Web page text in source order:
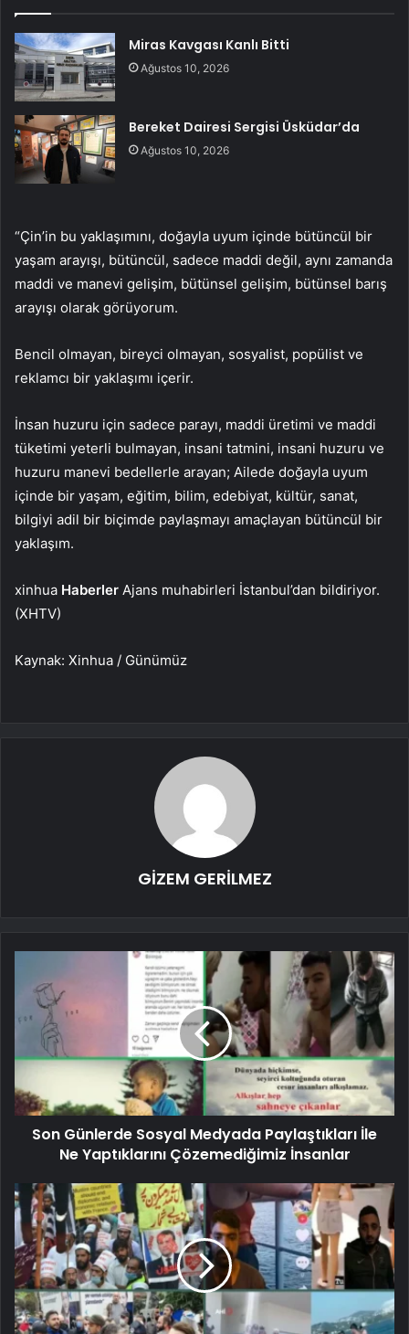
Miras Kavgası Kanlı Bitti
Ağustos 10, 2026
Bereket Dairesi Sergisi Üsküdar’da
Ağustos 10, 2026
“Çin’in bu yaklaşımını, doğayla uyum içinde bütüncül bir
yaşam arayışı, bütüncül, sadece maddi değil, aynı zamanda
maddi ve manevi gelişim, bütünsel gelişim, bütünsel barış
arayışı olarak görüyorum.
Bencil olmayan, bireyci olmayan, sosyalist, popülist ve
reklamcı bir yaklaşımı içerir.
İnsan huzuru için sadece parayı, maddi üretimi ve maddi
tüketimi yeterli bulmayan, insani tatmini, insani huzuru ve
huzuru manevi bedellerle arayan; Ailede doğayla uyum
içinde bir yaşam, eğitim, bilim, edebiyat, kültür, sanat,
bilgiyi adil bir biçimde paylaşmayı amaçlayan bütüncül bir
yaklaşım.
xinhua Haberler Ajans muhabirleri İstanbul’dan bildiriyor.
(XHTV)
Kaynak: Xinhua / Günümüz
GİZEM GERİLMEZ
Son Günlerde Sosyal Medyada Paylaştıkları İle
Ne Yaptıklarını Çözemediğimiz İnsanlar